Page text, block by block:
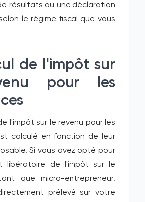
résultats ou une déclaration
le régime fiscal que vous
de l'impôt sur
pour les
l'impôt sur le revenu pour les
calculé en fonction de leur
Si vous avez opté pour
libératoire de l'impôt sur le
que micro-entrepreneur,
prélevé sur votre